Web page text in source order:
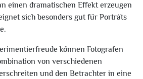
einen dramatischen Effekt erzeugen
sich besonders gut für Porträts
können Fotografen
von verschiedenen
und den Betrachter in eine